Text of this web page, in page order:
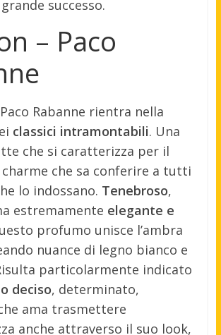
successo.
– Paco
Rabanne rientra nella
classici intramontabili. Una
che si caratterizza per il
che sa conferire a tutti
lo indossano. Tenebroso,
estremamente elegante e
profumo unisce l’ambra
nuance di legno bianco e
particolarmente indicato
deciso, determinato,
ama trasmettere
anche attraverso il suo look,